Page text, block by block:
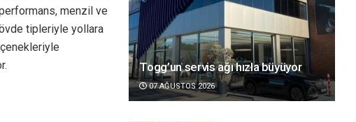
menzil ve
tipleriyle yollara
Togg’un servis ağı hızla büyüyor
07 AĞUSTOS 2026